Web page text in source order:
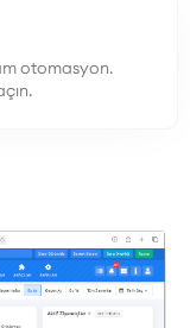
otomasyon.